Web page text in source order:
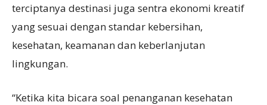
terciptanya destinasi juga sentra ekonomi kreatif
yang sesuai dengan standar kebersihan,
kesehatan, keamanan dan keberlanjutan
lingkungan.
“Ketika kita bicara soal penanganan kesehatan